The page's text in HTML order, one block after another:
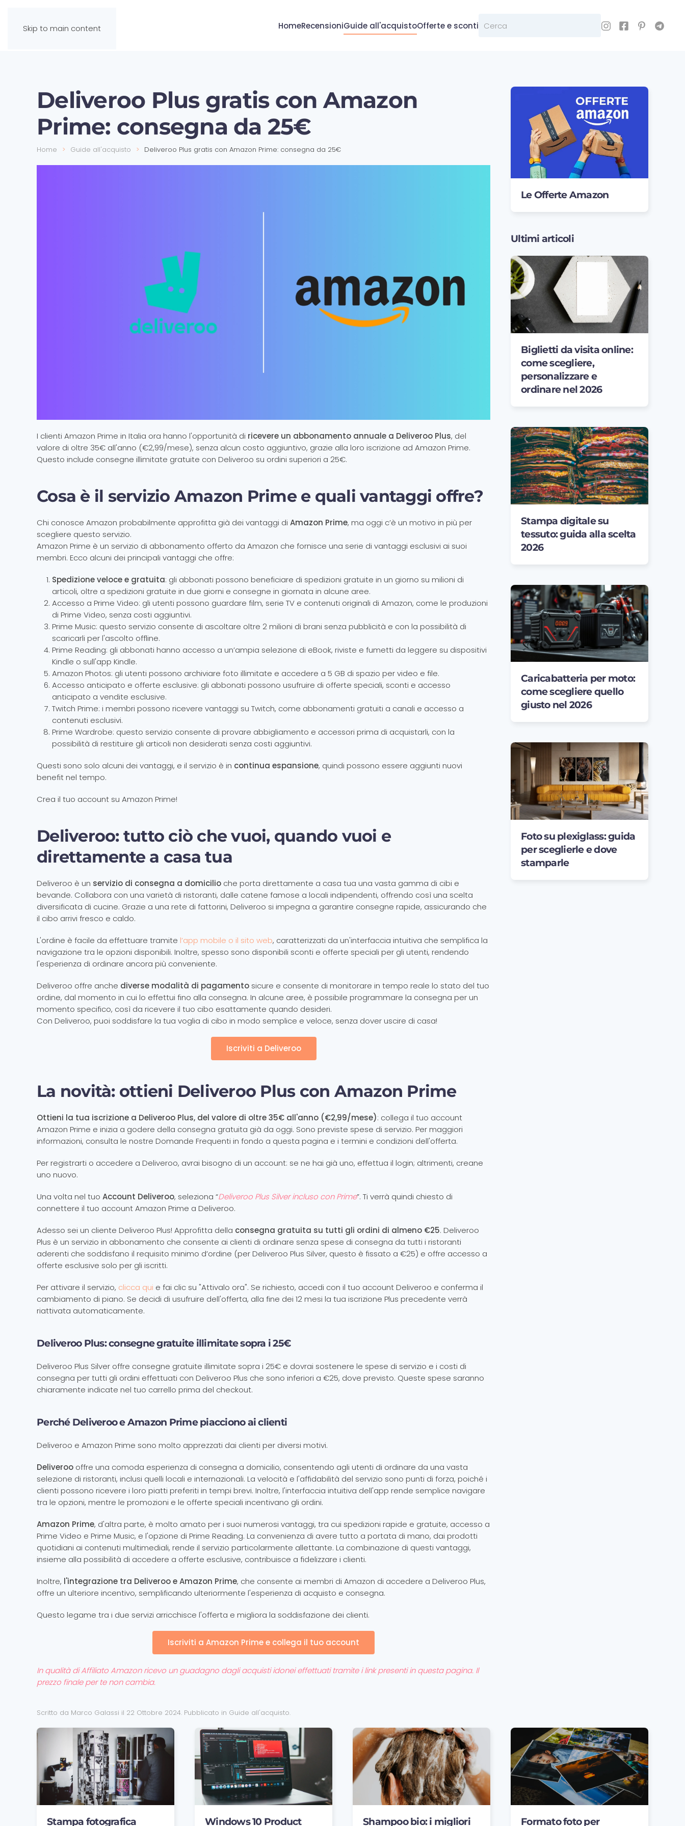
Skip to main content HomeRecensioniGuide all'acquistoOfferte e sconti
Deliveroo Plus gratis con Amazon
Prime: consegna da 25€
Home Guide all'acquisto Deliveroo Plus gratis con Amazon Prime: consegna da 25€
I clienti Amazon Prime in Italia ora hanno l'opportunità di ricevere un abbonamento annuale a Deliveroo Plus, del
valore di oltre 35€ all'anno (€2,99/mese), senza alcun costo aggiuntivo, grazie alla loro iscrizione ad Amazon Prime.
Questo include consegne illimitate gratuite con Deliveroo su ordini superiori a 25€.
Cosa è il servizio Amazon Prime e quali vantaggi offre?
Chi conosce Amazon probabilmente approfitta già dei vantaggi di Amazon Prime, ma oggi c’è un motivo in più per
scegliere questo servizio.
Amazon Prime è un servizio di abbonamento offerto da Amazon che fornisce una serie di vantaggi esclusivi ai suoi
membri. Ecco alcuni dei principali vantaggi che offre:
Spedizione veloce e gratuita: gli abbonati possono beneficiare di spedizioni gratuite in un giorno su milioni di
articoli, oltre a spedizioni gratuite in due giorni e consegne in giornata in alcune aree.
Accesso a Prime Video: gli utenti possono guardare film, serie TV e contenuti originali di Amazon, come le produzioni
di Prime Video, senza costi aggiuntivi.
Prime Music: questo servizio consente di ascoltare oltre 2 milioni di brani senza pubblicità e con la possibilità di
scaricarli per l'ascolto offline.
Prime Reading: gli abbonati hanno accesso a un’ampia selezione di eBook, riviste e fumetti da leggere su dispositivi
Kindle o sull'app Kindle.
Amazon Photos: gli utenti possono archiviare foto illimitate e accedere a 5 GB di spazio per video e file.
Accesso anticipato e offerte esclusive: gli abbonati possono usufruire di offerte speciali, sconti e accesso
anticipato a vendite esclusive.
Twitch Prime: i membri possono ricevere vantaggi su Twitch, come abbonamenti gratuiti a canali e accesso a
contenuti esclusivi.
Prime Wardrobe: questo servizio consente di provare abbigliamento e accessori prima di acquistarli, con la
possibilità di restituire gli articoli non desiderati senza costi aggiuntivi.
Questi sono solo alcuni dei vantaggi, e il servizio è in continua espansione, quindi possono essere aggiunti nuovi
benefit nel tempo.
Crea il tuo account su Amazon Prime!
Deliveroo: tutto ciò che vuoi, quando vuoi e
direttamente a casa tua
Deliveroo è un servizio di consegna a domicilio che porta direttamente a casa tua una vasta gamma di cibi e
bevande. Collabora con una varietà di ristoranti, dalle catene famose a locali indipendenti, offrendo così una scelta
diversificata di cucine. Grazie a una rete di fattorini, Deliveroo si impegna a garantire consegne rapide, assicurando che
il cibo arrivi fresco e caldo.
L'ordine è facile da effettuare tramite l’app mobile o il sito web, caratterizzati da un'interfaccia intuitiva che semplifica la
navigazione tra le opzioni disponibili. Inoltre, spesso sono disponibili sconti e offerte speciali per gli utenti, rendendo
l'esperienza di ordinare ancora più conveniente.
Deliveroo offre anche diverse modalità di pagamento sicure e consente di monitorare in tempo reale lo stato del tuo
ordine, dal momento in cui lo effettui fino alla consegna. In alcune aree, è possibile programmare la consegna per un
momento specifico, così da ricevere il tuo cibo esattamente quando desideri.
Con Deliveroo, puoi soddisfare la tua voglia di cibo in modo semplice e veloce, senza dover uscire di casa!
Iscriviti a Deliveroo
La novità: ottieni Deliveroo Plus con Amazon Prime
Ottieni la tua iscrizione a Deliveroo Plus, del valore di oltre 35€ all'anno (€2,99/mese): collega il tuo account
Amazon Prime e inizia a godere della consegna gratuita già da oggi. Sono previste spese di servizio. Per maggiori
informazioni, consulta le nostre Domande Frequenti in fondo a questa pagina e i termini e condizioni dell'offerta.
Per registrarti o accedere a Deliveroo, avrai bisogno di un account: se ne hai già uno, effettua il login; altrimenti, creane
uno nuovo.
Una volta nel tuo Account Deliveroo, seleziona “Deliveroo Plus Silver incluso con Prime”. Ti verrà quindi chiesto di
connettere il tuo account Amazon Prime a Deliveroo.
Adesso sei un cliente Deliveroo Plus! Approfitta della consegna gratuita su tutti gli ordini di almeno €25. Deliveroo
Plus è un servizio in abbonamento che consente ai clienti di ordinare senza spese di consegna da tutti i ristoranti
aderenti che soddisfano il requisito minimo d’ordine (per Deliveroo Plus Silver, questo è fissato a €25) e offre accesso a
offerte esclusive solo per gli iscritti.
Per attivare il servizio, clicca qui e fai clic su "Attivalo ora". Se richiesto, accedi con il tuo account Deliveroo e conferma il
cambiamento di piano. Se decidi di usufruire dell'offerta, alla fine dei 12 mesi la tua iscrizione Plus precedente verrà
riattivata automaticamente.
Deliveroo Plus: consegne gratuite illimitate sopra i 25€
Deliveroo Plus Silver offre consegne gratuite illimitate sopra i 25€ e dovrai sostenere le spese di servizio e i costi di
consegna per tutti gli ordini effettuati con Deliveroo Plus che sono inferiori a €25, dove previsto. Queste spese saranno
chiaramente indicate nel tuo carrello prima del checkout.
Perché Deliveroo e Amazon Prime piacciono ai clienti
Deliveroo e Amazon Prime sono molto apprezzati dai clienti per diversi motivi.
Deliveroo offre una comoda esperienza di consegna a domicilio, consentendo agli utenti di ordinare da una vasta
selezione di ristoranti, inclusi quelli locali e internazionali. La velocità e l'affidabilità del servizio sono punti di forza, poiché i
clienti possono ricevere i loro piatti preferiti in tempi brevi. Inoltre, l'interfaccia intuitiva dell'app rende semplice navigare
tra le opzioni, mentre le promozioni e le offerte speciali incentivano gli ordini.
Amazon Prime, d'altra parte, è molto amato per i suoi numerosi vantaggi, tra cui spedizioni rapide e gratuite, accesso a
Prime Video e Prime Music, e l'opzione di Prime Reading. La convenienza di avere tutto a portata di mano, dai prodotti
quotidiani ai contenuti multimediali, rende il servizio particolarmente allettante. La combinazione di questi vantaggi,
insieme alla possibilità di accedere a offerte esclusive, contribuisce a fidelizzare i clienti.
Inoltre, l'integrazione tra Deliveroo e Amazon Prime, che consente ai membri di Amazon di accedere a Deliveroo Plus,
offre un ulteriore incentivo, semplificando ulteriormente l'esperienza di acquisto e consegna.
Questo legame tra i due servizi arricchisce l'offerta e migliora la soddisfazione dei clienti.
Iscriviti a Amazon Prime e collega il tuo account
In qualità di Affiliato Amazon ricevo un guadagno dagli acquisti idonei effettuati tramite i link presenti in questa pagina. Il
prezzo finale per te non cambia.
Le Offerte Amazon
Ultimi articoli
Biglietti da visita online:
come scegliere,
personalizzare e
ordinare nel 2026
Stampa digitale su
tessuto: guida alla scelta
2026
Caricabatteria per moto:
come scegliere quello
giusto nel 2026
Foto su plexiglass: guida
per sceglierle e dove
stamparle
Scritto da Marco Galassi il 22 Ottobre 2024. Pubblicato in Guide all'acquisto.
Stampa fotografica Windows 10 Product Shampoo bio: i migliori Formato foto per